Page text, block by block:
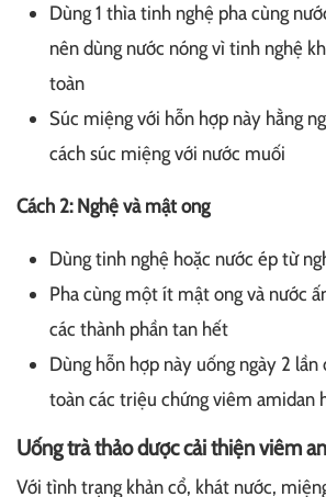
Dùng 1 thìa tinh nghệ pha cùng
nên dùng nước nóng vì tinh nghệ
toàn
Súc miệng với hỗn hợp này hằng
cách súc miệng với nước muối
Cách 2: Nghệ và mật ong
Dùng tinh nghệ hoặc nước ép từ
Pha cùng một ít mật ong và nước
các thành phần tan hết
Dùng hỗn hợp này uống ngày 2
toàn các triệu chứng viêm amidan
Uống trà thảo dược cải thiện viêm
Với tình trạng khản cổ, khát nước,